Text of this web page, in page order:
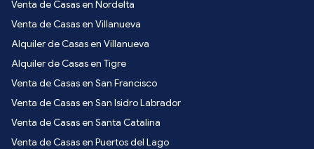
Venta de Casas en Nordelta
Venta de Casas en Villanueva
Alquiler de Casas en Villanueva
Alquiler de Casas en Tigre
Venta de Casas en San Francisco
Venta de Casas en San Isidro Labrador
Venta de Casas en Santa Catalina
Venta de Casas en Puertos del Lago